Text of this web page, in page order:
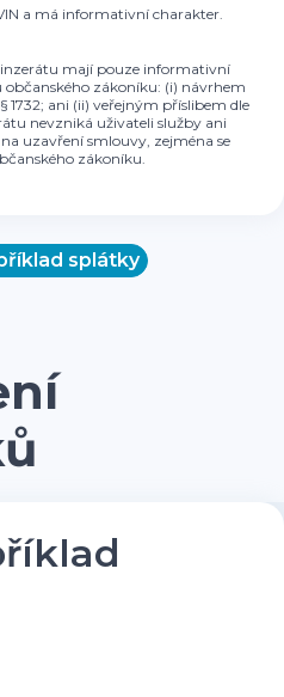
a má informativní charakter.
inzerátu mají pouze informativní
občanského zákoníku: (i) návrhem
1732; ani (ii) veřejným příslibem dle
nevzniká uživateli služby ani
uzavření smlouvy, zejména se
zákoníku.
splátky